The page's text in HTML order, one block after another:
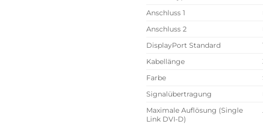
Anschluss 1
Anschluss 2
DisplayPort Standard
Kabellänge
Farbe
Signalübertragung
Maximale Auflösung (Single
Link DVI-D)